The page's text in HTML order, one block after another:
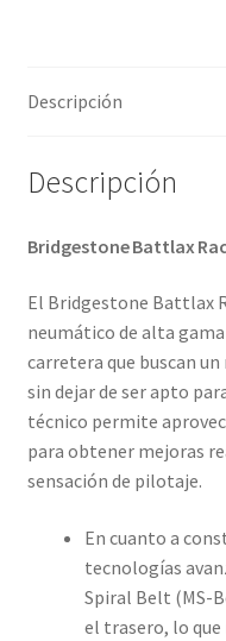
Descripción
Descripción
Bridgestone Battlax
El Bridgestone Battlax
neumático de alta
carretera que buscan
sin dejar de ser apto
técnico permite
para obtener mejoras
sensación de pilotaje.
En cuanto a
tecnologías
Spiral Belt (MS-
el trasero, lo